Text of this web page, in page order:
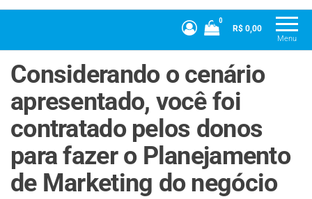
Menu
0
R$ 0,00
Considerando o cenário
apresentado, você foi
contratado pelos donos
para fazer o Planejamento
de Marketing do negócio